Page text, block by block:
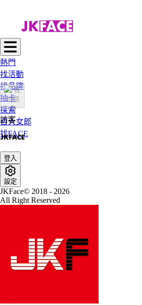
熱門
找活動
找品牌
抽卡
探索
百大女郎
找FACE
訪客
登入
設定
JKFace© 2018 - 2026
All Right Reserved